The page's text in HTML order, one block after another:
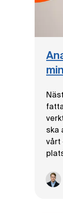
ska
vårt